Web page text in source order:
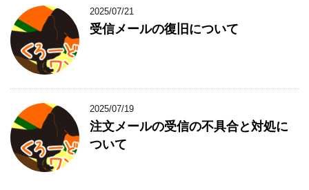
2025/07/21
受信メールの復旧について
2025/07/19
注文メールの受信の不具合と対処に
ついて